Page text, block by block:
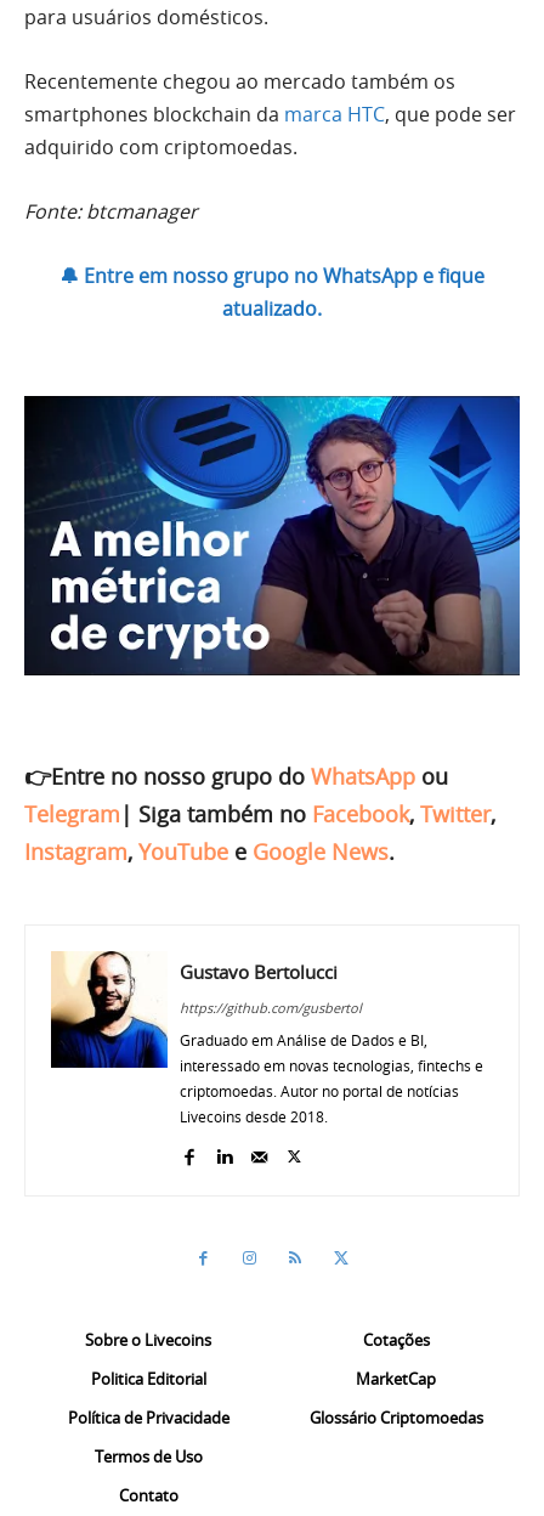
para usuários domésticos.
Recentemente chegou ao mercado também os
smartphones blockchain da marca HTC, que pode ser
adquirido com criptomoedas.
Fonte: btcmanager
🔔 Entre em nosso grupo no WhatsApp e fique
atualizado.
👉Entre no nosso grupo do WhatsApp ou
Telegram | Siga também no Facebook, Twitter,
Instagram, YouTube e Google News.
Gustavo Bertolucci
https://github.com/gusbertol
Graduado em Análise de Dados e BI,
interessado em novas tecnologias, fintechs e
criptomoedas. Autor no portal de notícias
Livecoins desde 2018.
Sobre o Livecoins
Politica Editorial
Política de Privacidade
Termos de Uso
Contato
Cotações
MarketCap
Glossário Criptomoedas